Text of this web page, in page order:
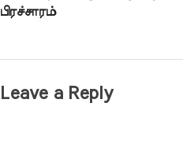
பிரச்சாரம்
Leave a Reply